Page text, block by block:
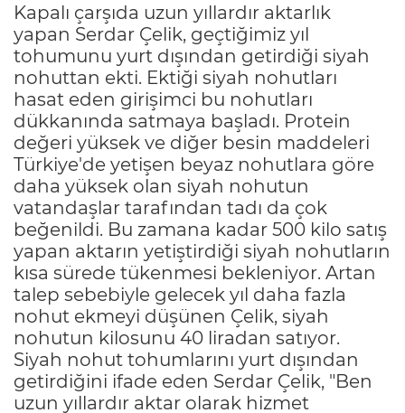
Kapalı çarşıda uzun yıllardır aktarlık
yapan Serdar Çelik, geçtiğimiz yıl
tohumunu yurt dışından getirdiği siyah
nohuttan ekti. Ektiği siyah nohutları
hasat eden girişimci bu nohutları
dükkanında satmaya başladı. Protein
değeri yüksek ve diğer besin maddeleri
Türkiye'de yetişen beyaz nohutlara göre
daha yüksek olan siyah nohutun
vatandaşlar tarafından tadı da çok
beğenildi. Bu zamana kadar 500 kilo satış
yapan aktarın yetiştirdiği siyah nohutların
kısa sürede tükenmesi bekleniyor. Artan
talep sebebiyle gelecek yıl daha fazla
nohut ekmeyi düşünen Çelik, siyah
nohutun kilosunu 40 liradan satıyor.
Siyah nohut tohumlarını yurt dışından
getirdiğini ifade eden Serdar Çelik, "Ben
uzun yıllardır aktar olarak hizmet